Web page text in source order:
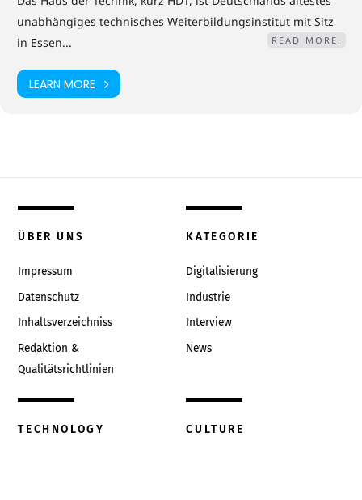
unabhängiges technisches Weiterbildungsinstitut mit Sitz
in Essen...
READ MORE.
LEARN MORE
ÜBER UNS
Impressum
Datenschutz
Inhaltsverzeichniss
Redaktion &
Qualitätsrichtlinien
KATEGORIE
Digitalisierung
Industrie
Interview
News
TECHNOLOGY CULTURE